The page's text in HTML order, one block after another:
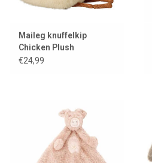
Maileg knuffelkip
Chicken Plush
€24,99